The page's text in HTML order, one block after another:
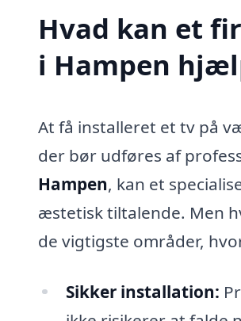
Hvad kan et
i Hampen
At få installeret et tv på
der bør udføres af
Hampen, kan et
æstetisk tiltalende. Men
de vigtigste områder,
Sikker installation: